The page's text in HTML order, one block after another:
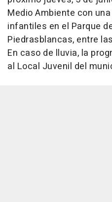
Medio Ambiente con
infantiles en el Parque
Piedrasblancas, entre
En caso de lluvia, la
al Local Juvenil del